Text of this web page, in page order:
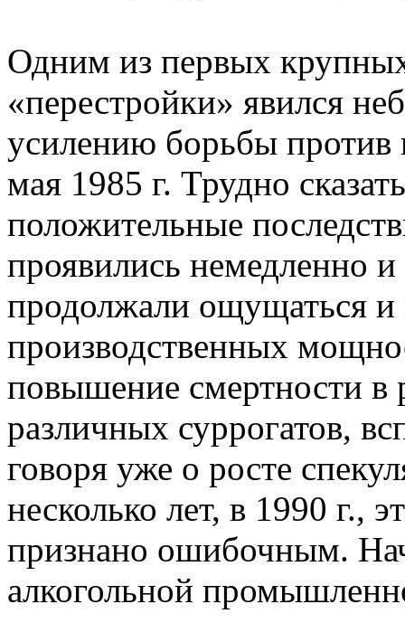
Одним из первых
«перестройки» явился
усилению борьбы против
мая 1985 г. Трудно
положительные
проявились немедленно
продолжали ощущаться и
производственных
повышение смертности в
различных суррогатов,
говоря уже о росте
несколько лет, в 1990 г.,
признано ошибочным.
алкогольной